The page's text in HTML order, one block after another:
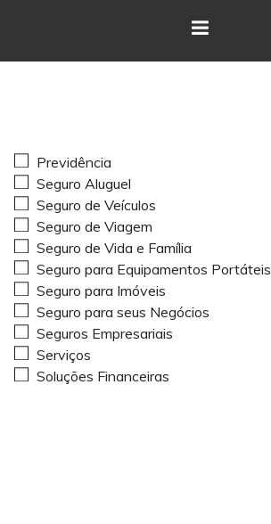
Previdência
Seguro Aluguel
Seguro de Veículos
Seguro de Viagem
Seguro de Vida e Família
Seguro para Equipamentos Portáteis
Seguro para Imóveis
Seguro para seus Negócios
Seguros Empresariais
Serviços
Soluções Financeiras